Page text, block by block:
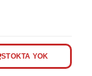
STOKTA YOK